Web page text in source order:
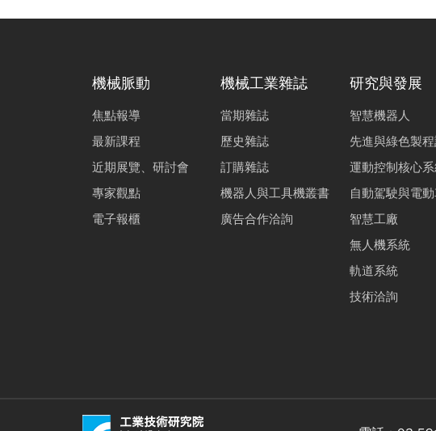
機械脈動
焦點報導
最新課程
近期展覽、研討會
專家觀點
電子報櫃
機械工業雜誌
當期雜誌
歷史雜誌
訂購雜誌
機器人與工具機叢書
廣告合作洽詢
研究與發展
智慧機器人
先進與綠色製
運動控制核心
自動駕駛與電
智慧工廠
無人機系統
軌道系統
技術洽詢